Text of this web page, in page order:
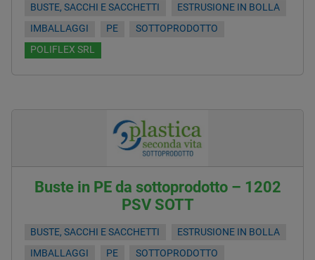
BUSTE, SACCHI E SACCHETTI
ESTRUSIONE IN BOLLA
IMBALLAGGI
PE
SOTTOPRODOTTO
POLIFLEX SRL
Buste in PE da sottoprodotto – 1202
PSV SOTT
BUSTE, SACCHI E SACCHETTI
ESTRUSIONE IN BOLLA
IMBALLAGGI
PE
SOTTOPRODOTTO